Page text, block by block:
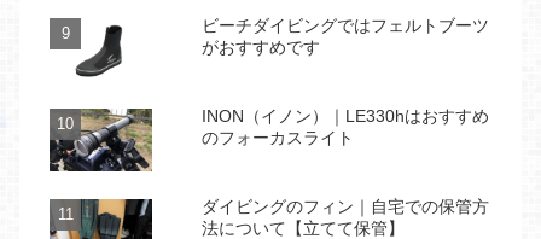
ビーチダイビングではフェルトブーツ
がおすすめです
INON（イノン）｜LE330hはおすすめ
のフォーカスライト
ダイビングのフィン｜自宅での保管方
法について【立てて保管】